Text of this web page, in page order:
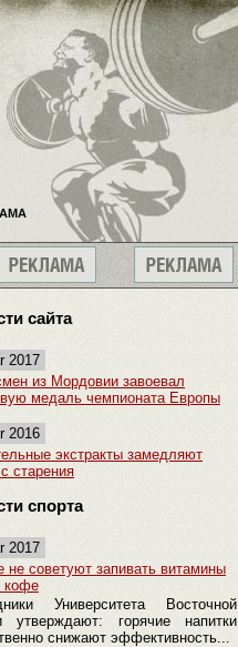
сайта
2017
из Мордовии завоевал
медаль чемпионата Европы
2016
экстракты замедляют
старения
спорта
2017
не советуют запивать витамины
кофе
Университета Восточной
утверждают: горячие напитки
снижают эффективность...